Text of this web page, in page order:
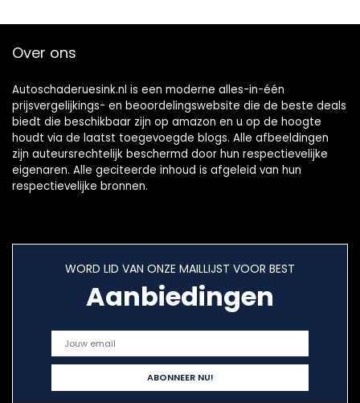
Over ons
Autoschaderuesink.nl is een moderne alles-in-één
prijsvergelijkings- en beoordelingswebsite die de beste deals
biedt die beschikbaar zijn op amazon en u op de hoogte
houdt via de laatst toegevoegde blogs. Alle afbeeldingen
zijn auteursrechtelijk beschermd door hun respectievelijke
eigenaren. Alle geciteerde inhoud is afgeleid van hun
respectievelijke bronnen.
WORD LID VAN ONZE MAILLIJST VOOR BEST
Aanbiedingen